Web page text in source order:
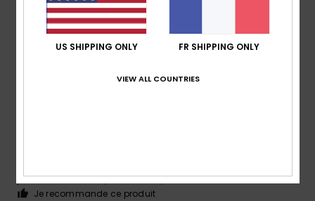
Confort: 4/5 Rapport qualité / prix
parfaiteMatière: 4/5 Coloris
Je recommande ce produit
5/5
parfaiteMatière: 4 Coloris: 4
Je recommande ce produit
US SHIPPING ONLY FR SHIPPING ONLY
VIEW ALL COUNTRIES